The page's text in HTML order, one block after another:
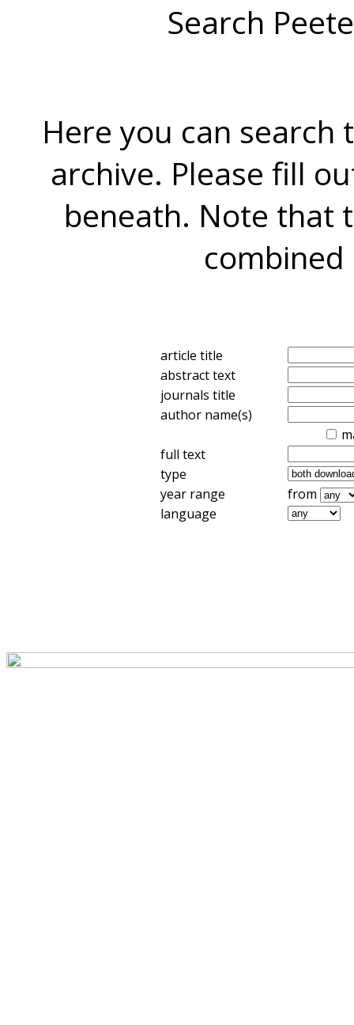
Search
Here you can search
archive. Please fill
beneath. Note that
combined
article title
abstract text
journals title
author name(s)
full text
type
year range
from
language